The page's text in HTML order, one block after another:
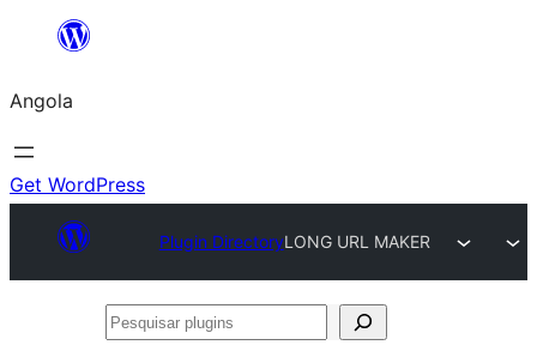
Saltar
o
conteúdo
Angola
Get WordPress
Plugin DirectoryLONG URL MAKER
Pesquisar